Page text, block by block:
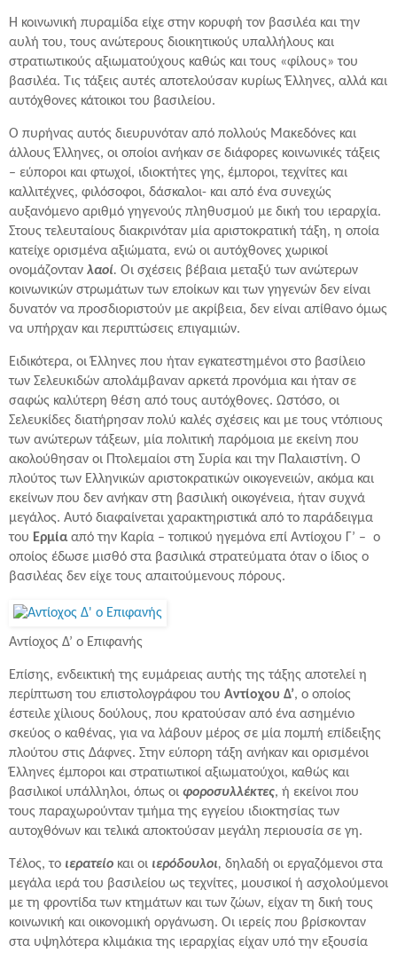
Η κοινωνική πυραμίδα είχε στην κορυφή τον βασιλέα και την
αυλή του, τους ανώτερους διοικητικούς υπαλλήλους και
στρατιωτικούς αξιωματούχους καθώς και τους «φίλους» του
βασιλέα. Τις τάξεις αυτές αποτελούσαν κυρίως Έλληνες, αλλά και
αυτόχθονες κάτοικοι του βασιλείου.
Ο πυρήνας αυτός διευρυνόταν από πολλούς Μακεδόνες και
άλλους Έλληνες, οι οποίοι ανήκαν σε διάφορες κοινωνικές τάξεις
– εύποροι και φτωχοί, ιδιοκτήτες γης, έμποροι, τεχνίτες και
καλλιτέχνες, φιλόσοφοι, δάσκαλοι- και από ένα συνεχώς
αυξανόμενο αριθμό γηγενούς πληθυσμού με δική του ιεραρχία.
Στους τελευταίους διακρινόταν μία αριστοκρατική τάξη, η οποία
κατείχε ορισμένα αξιώματα, ενώ οι αυτόχθονες χωρικοί
ονομάζονταν λαοί. Οι σχέσεις βέβαια μεταξύ των ανώτερων
κοινωνικών στρωμάτων των εποίκων και των γηγενών δεν είναι
δυνατόν να προσδιοριστούν με ακρίβεια, δεν είναι απίθανο όμως
να υπήρχαν και περιπτώσεις επιγαμιών.
Ειδικότερα, οι Έλληνες που ήταν εγκατεστημένοι στο βασίλειο
των Σελευκιδών απολάμβαναν αρκετά προνόμια και ήταν σε
σαφώς καλύτερη θέση από τους αυτόχθονες. Ωστόσο, οι
Σελευκίδες διατήρησαν πολύ καλές σχέσεις και με τους ντόπιους
των ανώτερων τάξεων, μία πολιτική παρόμοια με εκείνη που
ακολούθησαν οι Πτολεμαίοι στη Συρία και την Παλαιστίνη. Ο
πλούτος των Ελληνικών αριστοκρατικών οικογενειών, ακόμα και
εκείνων που δεν ανήκαν στη βασιλική οικογένεια, ήταν συχνά
μεγάλος. Αυτό διαφαίνεται χαρακτηριστικά από το παράδειγμα
του Ερμίααπό την Καρία – τοπικού ηγεμόνα επί Αντίοχου Γ’ – ο
οποίος έδωσε μισθό στα βασιλικά στρατεύματα όταν ο ίδιος ο
βασιλέας δεν είχε τους απαιτούμενους πόρους.
Αντίοχος Δ’ ο Επιφανής
Επίσης, ενδεικτική της ευμάρειας αυτής της τάξης αποτελεί η
περίπτωση του επιστολογράφου του Aντίοχου Δ’, ο οποίος
έστειλε χίλιους δούλους, που κρατούσαν από ένα ασημένιο
σκεύος ο καθένας, για να λάβουν μέρος σε μία πομπή επίδειξης
πλούτου στις Δάφνες. Στην εύπορη τάξη ανήκαν και ορισμένοι
Έλληνες έμποροι και στρατιωτικοί αξιωματούχοι, καθώς και
βασιλικοί υπάλληλοι, όπως οι φοροσυλλέκτες, ή εκείνοι που
τους παραχωρούνταν τμήμα της εγγείου ιδιοκτησίας των
αυτοχθόνων και τελικά αποκτούσαν μεγάλη περιουσία σε γη.
Τέλος, το ιερατείο και οι ιερόδουλοι, δηλαδή οι εργαζόμενοι στα
μεγάλα ιερά του βασιλείου ως τεχνίτες, μουσικοί ή ασχολούμενοι
με τη φροντίδα των κτημάτων και των ζώων, είχαν τη δική τους
κοινωνική και οικονομική οργάνωση. Οι ιερείς που βρίσκονταν
στα υψηλότερα κλιμάκια της ιεραρχίας είχαν υπό την εξουσία